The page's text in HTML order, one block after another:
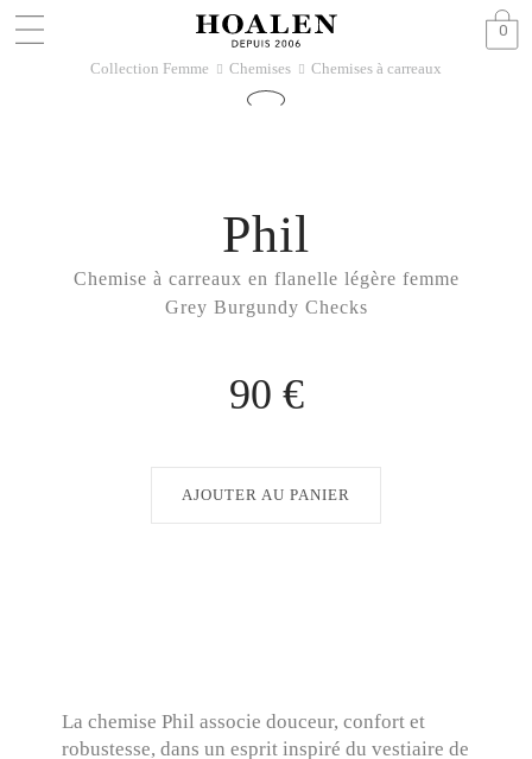
0
Collection Femme 􀆊 Chemises 􀆊 Chemises à carreaux
Chemise à carreaux en flanelle légère femme
Grey Burgundy Checks
Phil
90 €
AJOUTER AU PANIER
La chemise Phil associe douceur, confort et
robustesse, dans un esprit inspiré du vestiaire de